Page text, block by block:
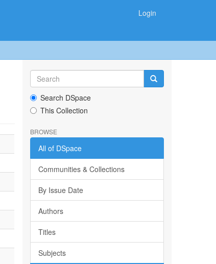
Login
Search DSpace
This Collection
BROWSE
All of DSpace
Communities & Collections
By Issue Date
Authors
Titles
Subjects